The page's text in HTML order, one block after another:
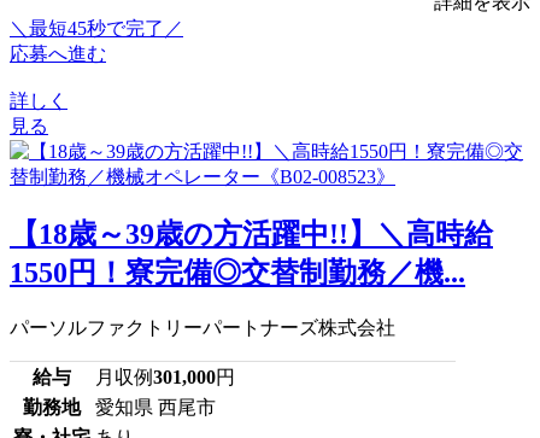
＼最短45秒で完了／
応募へ進む
詳しく
見る
【18歳～39歳の方活躍中!!】＼高時給
1550円！寮完備◎交替制勤務／機...
パーソルファクトリーパートナーズ株式会社
給与 月収例301,000円
勤務地
愛知県 西尾市